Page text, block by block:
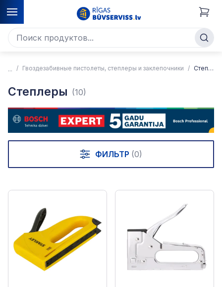
Гвоздезабивные пистолеты, степлеры и заклепочники Степлеры
Степлеры (10)
ФИЛЬТР (0)